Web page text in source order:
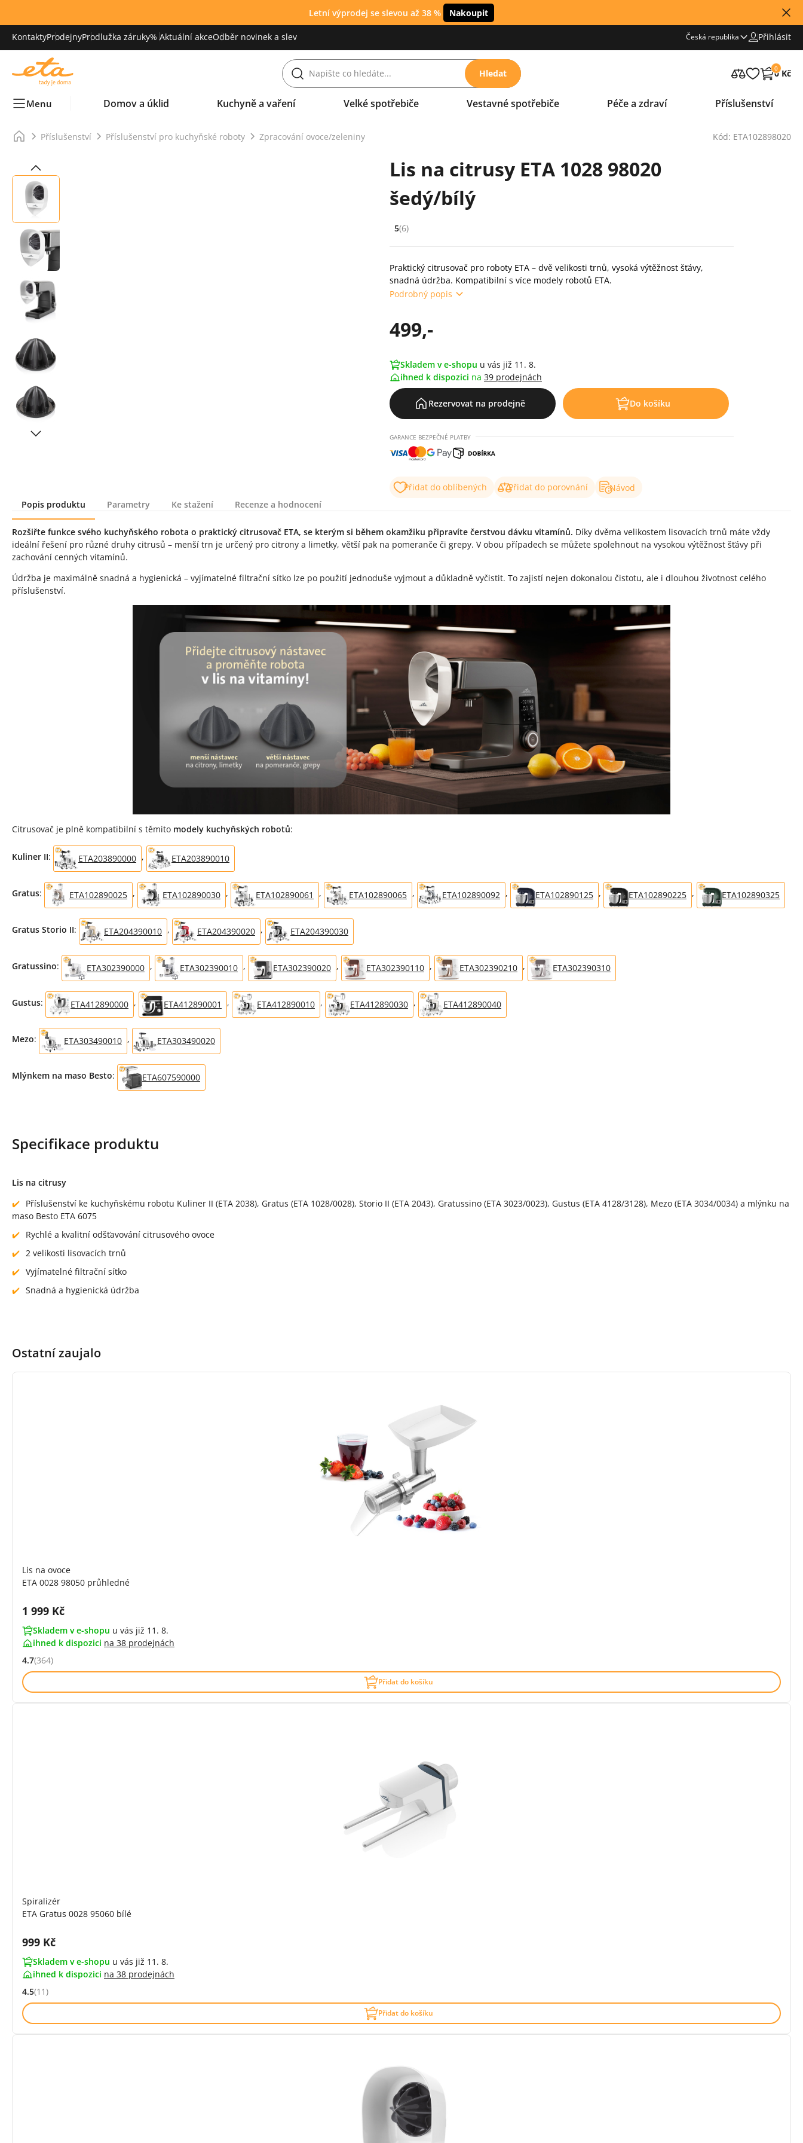
Letní výprodej se slevou až 38 % Nakoupit
KontaktyProdejnyProdlužka záruky% Aktuální akceOdběr novinek a slev Česká republika Přihlásit
Hledat 0
0 Kč
Menu Domov a úklid Kuchyně a vaření Velké spotřebiče Vestavné spotřebiče Péče a zdraví Příslušenství
Příslušenství Příslušenství pro kuchyňské roboty Zpracování ovoce/zeleniny Kód: ETA102898020
Lis na citrusy ETA 1028 98020
šedý/bílý
Hodnocení: 5 z 5 (6 recenzí)
5(6)
Praktický citrusovač pro roboty ETA – dvě velikosti trnů, vysoká výtěžnost šťávy,
snadná údržba. Kompatibilní s více modely robotů ETA.
Podrobný popis
499,-
Skladem v e-shopu u vás již 11. 8.
ihned k dispozici na 39 prodejnách
Rezervovat na prodejně Do košíku
GARANCE BEZPEČNÉ PLATBY
Přidat do oblíbených Přidat do porovnání
Návod
Popis produktu
Parametry Ke stažení Recenze a hodnocení
Popis produktu
Rozšiřte funkce svého kuchyňského robota o praktický citrusovač ETA, se kterým si během okamžiku připravíte čerstvou dávku vitamínů. Díky dvěma velikostem lisovacích trnů máte vždy
ideální řešení pro různé druhy citrusů – menší trn je určený pro citrony a limetky, větší pak na pomeranče či grepy. V obou případech se můžete spolehnout na vysokou výtěžnost šťávy při
zachování cenných vitamínů.
Údržba je maximálně snadná a hygienická – vyjímatelné filtrační sítko lze po použití jednoduše vyjmout a důkladně vyčistit. To zajistí nejen dokonalou čistotu, ale i dlouhou životnost celého
příslušenství.
Citrusovač je plně kompatibilní s těmito modely kuchyňských robotů:
Kuliner II: ETA203890000 , ETA203890010
Gratus: ETA102890025 , ETA102890030 , ETA102890061 , ETA102890065 , ETA102890092 , ETA102890125 , ETA102890225 , ETA102890325
Gratus Storio II: ETA204390010 , ETA204390020 , ETA204390030
Gratussino: ETA302390000 , ETA302390010 , ETA302390020 , ETA302390110 , ETA302390210 , ETA302390310
Gustus: ETA412890000 , ETA412890001 , ETA412890010 , ETA412890030 , ETA412890040
Mezo: ETA303490010 , ETA303490020
Mlýnkem na maso Besto: ETA607590000
Specifikace produktu
Lis na citrusy
Příslušenství ke kuchyňskému robotu Kuliner II (ETA 2038), Gratus (ETA 1028/0028), Storio II (ETA 2043), Gratussino (ETA 3023/0023), Gustus (ETA 4128/3128), Mezo (ETA 3034/0034) a mlýnku na
maso Besto ETA 6075
Rychlé a kvalitní odšťavování citrusového ovoce
2 velikosti lisovacích trnů
Vyjímatelné filtrační sítko
Snadná a hygienická údržba
Ostatní zaujalo
Lis na ovoce
ETA 0028 98050 průhledné
Cena s DPH:
1 999 Kč
Skladem v e-shopu u vás již 11. 8.
ihned k dispozici na 38 prodejnách
Hodnocení: 4.7 z 5 (364 recenzí)
4.7(364)
Přidat do košíku
Spiralizér
ETA Gratus 0028 95060 bílé
Cena s DPH:
999 Kč
Skladem v e-shopu u vás již 11. 8.
ihned k dispozici na 38 prodejnách
Hodnocení: 4.5 z 5 (11 recenzí)
4.5(11)
Přidat do košíku